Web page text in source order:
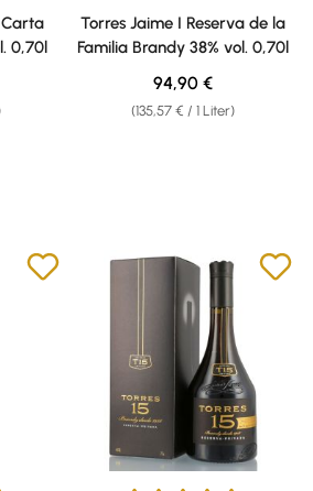
von 4.88 von 5 Sternen
0,70l
Durchschnittliche Bewertung
Torres Jaime I Reserva de la
Familia Brandy 38% vol. 0,70l
(135,57 € / 1 Liter)
Regulärer Preis:
94,90 €